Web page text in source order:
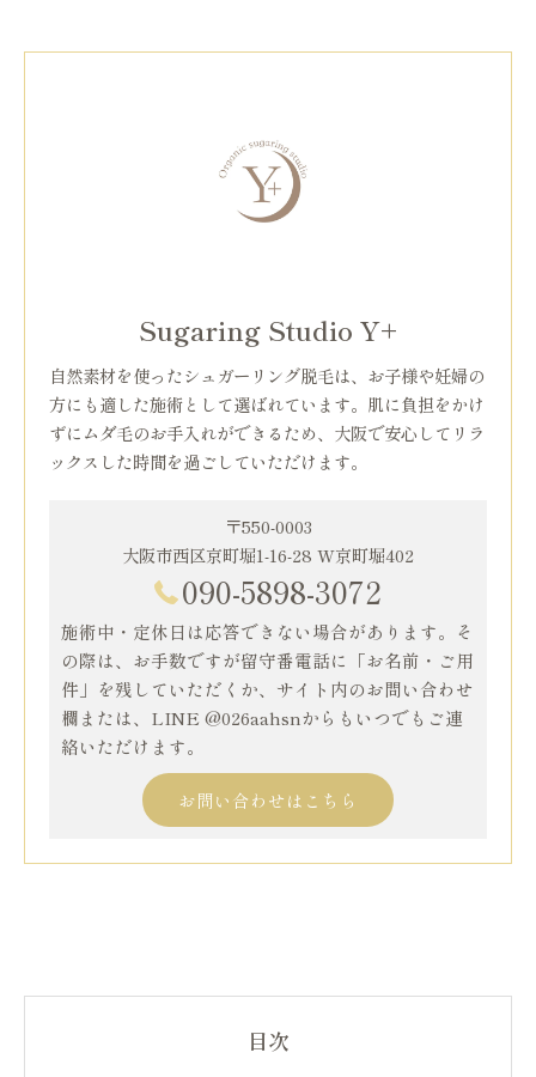
Sugaring Studio Y+
自然素材を使ったシュガーリング脱毛は、お子様や妊婦の
方にも適した施術として選ばれています。肌に負担をかけ
ずにムダ毛のお手入れができるため、大阪で安心してリラ
ックスした時間を過ごしていただけます。
〒550-0003
大阪市西区京町堀1-16-28 W京町堀402
090-5898-3072
施術中・定休日は応答できない場合があります。そ
の際は、お手数ですが留守番電話に「お名前・ご用
件」を残していただくか、サイト内のお問い合わせ
欄または、LINE @026aahsnからもいつでもご連
絡いただけます。
お問い合わせはこちら
目次